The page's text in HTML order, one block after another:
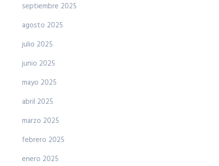
septiembre 2025
agosto 2025
julio 2025
junio 2025
mayo 2025
abril 2025
marzo 2025
febrero 2025
enero 2025